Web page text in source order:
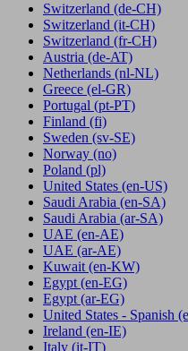
Switzerland (de-CH)
Switzerland (it-CH)
Switzerland (fr-CH)
Austria (de-AT)
Netherlands (nl-NL)
Greece (el-GR)
Portugal (pt-PT)
Finland (fi)
Sweden (sv-SE)
Norway (no)
Poland (pl)
United States (en-US)
Saudi Arabia (en-SA)
Saudi Arabia (ar-SA)
UAE (en-AE)
UAE (ar-AE)
Kuwait (en-KW)
Egypt (en-EG)
Egypt (ar-EG)
United States - Spanish
Ireland (en-IE)
Italy (it-IT)